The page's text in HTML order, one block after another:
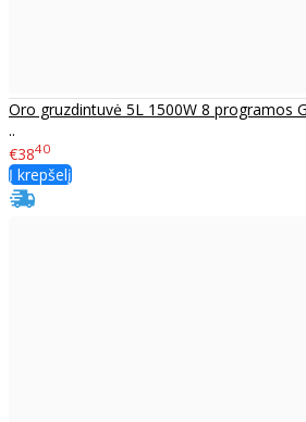
Oro gruzdintuvė 5L 1500W 8 programos
..
€3840
Į krepšelį